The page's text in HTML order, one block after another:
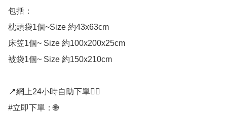
包括：
枕頭袋1個~Size 約43x63cm
床笠1個~ Size 約100x200x25cm
被袋1個~ Size 約150x210cm
📍網上24小時自助下單👍🏻
#立即下單：🌐